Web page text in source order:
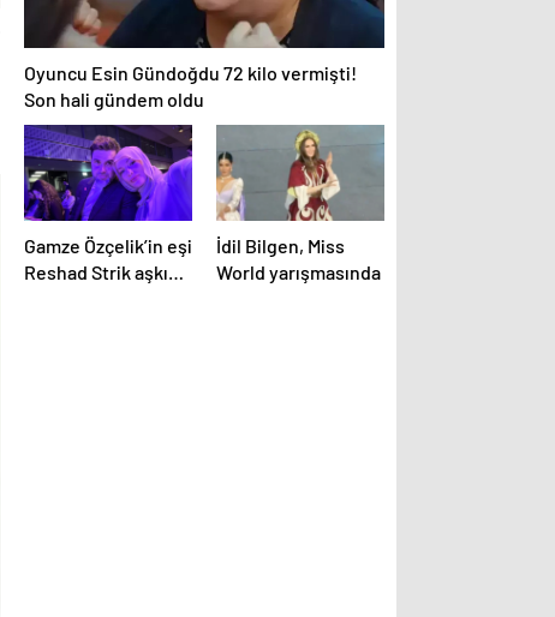
Oyuncu Esin Gündoğdu 72 kilo vermişti!
Son hali gündem oldu
Gamze Özçelik’in eşi
Reshad Strik aşkını
İdil Bilgen, Miss
World yarışmasında